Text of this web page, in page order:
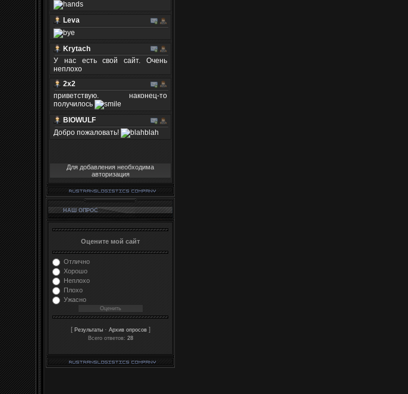
Для добавления необходима
авторизация
НАШ ОПРОС
Оцените мой сайт
Отлично
Хорошо
Неплохо
Плохо
Ужасно
[ Результаты· Архив опросов]
Всего ответов: 28